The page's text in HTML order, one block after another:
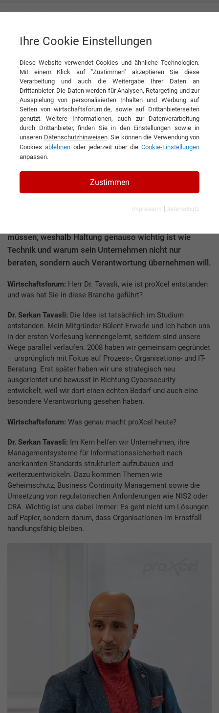
proXcel GmbH Sicherheit ist kein Dokument
News proXcel GmbH
DIESEN ARTIKEL EMPFEHLEN
Sicherheit ist kein Dokument
Interview mit Dr. Serkan Tavasli,
Geschäftsführer der proXcel GmbH
Manchmal sind es leise Themen, die große Wirkung
sichtbar – bis etwas passiert. Dr. Serkan Tavasli
müssen, weshalb Haltung genauso wichtig ist wie
Technik und warum sein Unternehmen nicht nur
beraten, sondern auch Verantwortung übernehmen will.
Wirtschaftsforum: Herr Dr. Tavasli, wie ist proXcel entstanden
und was hat Sie in diese Branche geführt?
Dr. Serkan Tavasli: Die Idee ist tatsächlich im Studium
entstanden. Mein Mitgründer Bülent Erwerle und ich haben uns
in der ersten Vorlesung kennengelernt, seitdem sind unsere
Wege parallel verlaufen. 2008 haben wir gemeinsam gegründet
– ursprünglich mit Fokus auf Prozess-, Organisations- und IT-
Beratung. Erst später haben wir uns strategisch neu
ausgerichtet und bewusst in Richtung Cybersecurity
entwickelt, weil wir dort einen echten Bedarf und auch eine
besondere Verantwortung gesehen haben.
Wirtschaftsforum: Was genau macht proXcel heute?
Dr. Serkan Tavasli: Im Kern helfen wir Unternehmen, ihre
Managementsysteme für Informationssicherheit nach
anerkannten Standards strukturiert aufzubauen und
weiterzuentwickeln. Dazu kommen Themen wie
Geheimschutz, Business Continuity Management sowie die
Umsetzung von regulatorischen Anforderungen wie NIS2 oder
CRA. Wichtig ist uns dabei immer: Es geht nicht um Lösungen
auf Papier, sondern darum, dass Organisationen im Ernstfall
handlungsfähig bleiben.
Ihre Cookie Einstellungen
Diese Website verwendet Cookies und ähnliche Technologien.
Mit einem Klick auf "Zustimmen" akzeptieren Sie diese
Verarbeitung und auch die Weitergabe Ihrer Daten an
Drittanbieter. Die Daten werden für Analysen, Retargeting und zur
Ausspielung von personalisierten Inhalten und Werbung auf
Seiten von wirtschaftsforum.de, sowie auf Drittanbieterseiten
genutzt. Weitere Informationen, auch zur Datenverarbeitung
durch Drittanbieter, finden Sie in den Einstellungen sowie in
unseren Datenschutzhinweisen. Sie können die Verwendung von
Cookies ablehnen oder jederzeit über die Cookie-Einstellungen
anpassen.
Zustimmen
Impressum | Datenschutz